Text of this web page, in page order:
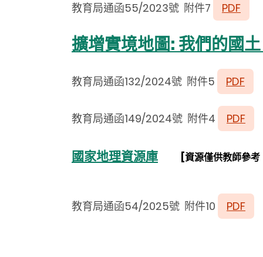
教育局通函55/2023號 附件7 PDF
擴增實境地圖: 我們的國
教育局通函132/2024號 附件5 PDF
教育局通函149/2024號 附件4 PDF
國家地理資源庫 [資源僅供教師參
教育局通函54/2025號 附件10 PDF